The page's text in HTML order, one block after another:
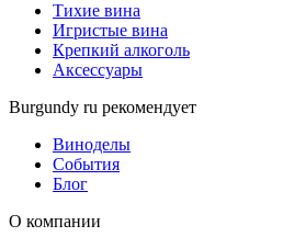
Тихие вина
Игристые вина
Крепкий алкоголь
Аксессуары
Burgundy ru рекомендует
Виноделы
События
Блог
О компании